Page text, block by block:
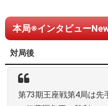
本局※インタビュー
対局後
第73期王座戦第4局は先